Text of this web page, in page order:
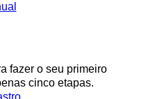
fazer o seu primeiro
cinco etapas.